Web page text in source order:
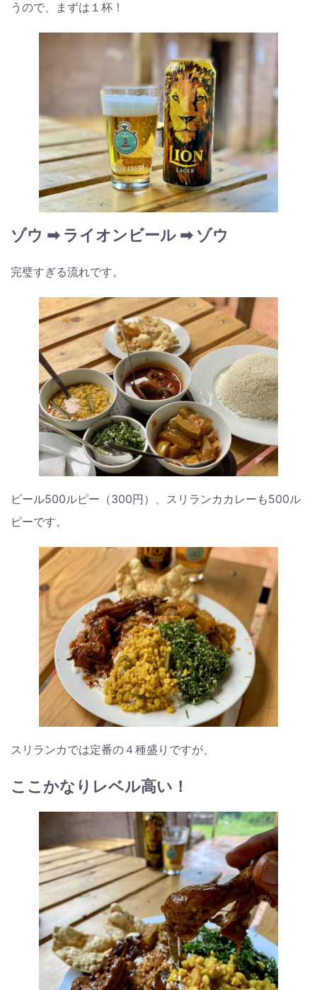
うので、まずは１杯！
ゾウ ➡︎ ライオンビール ➡︎ ゾウ
完璧すぎる流れです。
ビール500ルピー（300円）、スリランカカレーも500ル
ピーです。
スリランカでは定番の４種盛りですが、
ここかなりレベル高い！